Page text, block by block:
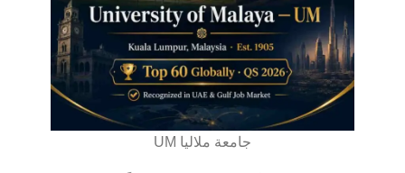
جامعة ملاليا UM